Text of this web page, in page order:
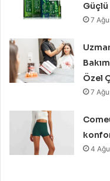
7
Özel
7
4